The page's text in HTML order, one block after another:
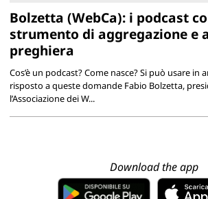
Bolzetta (WebCa): i podcast
strumento di aggregazione e
preghiera
Cos’è un podcast? Come nasce? Si può usare in
risposto a queste domande Fabio Bolzetta,
l’Associazione dei W...
Download the app